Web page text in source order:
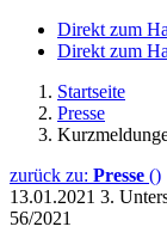
Direkt zum
Direkt zum
Startseite
Presse
zurück zu: Presse ()
13.01.2021 3.
56/2021